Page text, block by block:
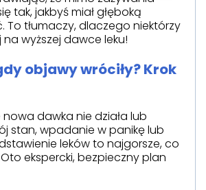
tak, jakbyś miał głęboką
To tłumaczy, dlaczego niektórzy
wyższej dawce leku!
objawy wróciły? Krok
nowa dawka nie działa lub
stan, wpadanie w panikę lub
leków to najgorsze, co
ekspercki, bezpieczny plan